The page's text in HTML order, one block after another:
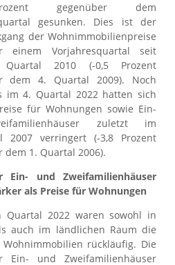
gegenüber dem
gesunken. Dies ist der
der Wohnimmobilienpreise
einem Vorjahresquartal seit
2010 (-0,5 Prozent
dem 4. Quartal 2009). Noch
im 4. Quartal 2022 hatten sich
für Wohnungen sowie Ein-
zuletzt im
2007 verringert (-3,8 Prozent
dem 1. Quartal 2006).
Ein- und Zweifamilienhäuser
als Preise für Wohnungen
Quartal 2022 waren sowohl in
auch im ländlichen Raum die
rückläufig. Die
Ein- und Zweifamilienhäuser